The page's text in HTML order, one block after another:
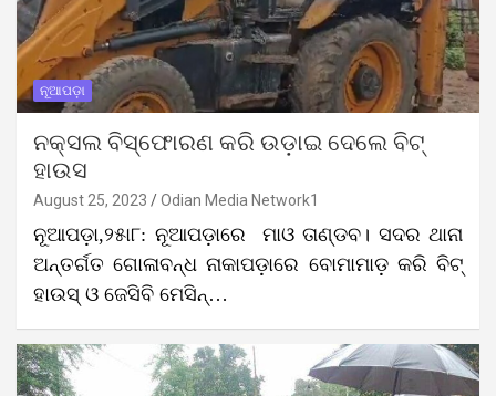
ନୂଆପଡ଼ା
ନକ୍ସଲ ବିସ୍ଫୋରଣ କରି ଉଡ଼ାଇ ଦେଲେ ବିଟ୍‌
ହାଉସ
August 25, 2023 Odian Media Network1
ନୂଆପଡ଼ା,୨୫ା୮: ନୂଆପଡ଼ାରେ ମାଓ ତାଣ୍ଡବ। ସଦର ଥାନା
ଅନ୍ତର୍ଗତ ଗୋଳାବନ୍ଧ ନାକାପଡ଼ାରେ ବୋମାମାଡ଼ କରି ବିଟ୍
ହାଉସ୍ ଓ ଜେସିବି ମେସିନ୍…